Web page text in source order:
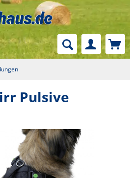
Pulsive